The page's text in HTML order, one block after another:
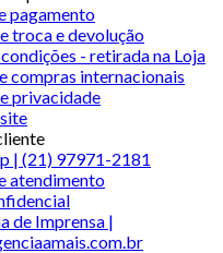
pagamento
troca e devolução
- retirada na Loja
compras internacionais
privacidade
| (21) 97971-2181
atendimento
de Imprensa |